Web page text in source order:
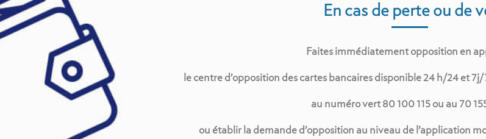
En cas de perte ou de
Faites immédiatement opposition en
le centre d’opposition des cartes bancaires disponible 24 h/24 et 7j/
au numéro vert 80 100 115 ou au 70
ou établir la demande d’opposition au niveau de l’application